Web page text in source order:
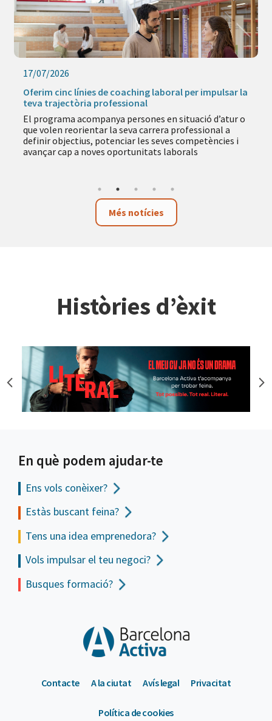
17/07/2026
Oferim cinc línies de coaching laboral per impulsar la
teva trajectòria professional
El programa acompanya persones en situació d’atur o
que volen reorientar la seva carrera professional a
definir objectius, potenciar les seves competències i
avançar cap a noves oportunitats laborals
Més notícies
Històries d’èxit
En què podem ajudar-te
Ens vols conèixer?
Estàs buscant feina?
Tens una idea emprenedora?
Vols impulsar el teu negoci?
Busques formació?
Contacte A la ciutat Avís legal Privacitat
Política de cookies